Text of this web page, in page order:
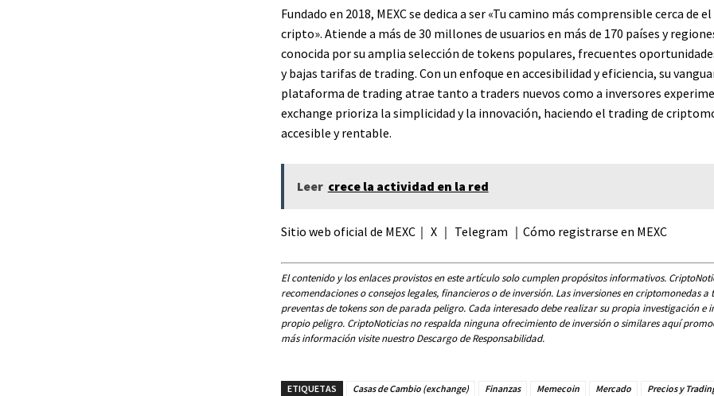
Fundado en 2018, MEXC se dedica a ser «Tu camino más comprensible cerca de
cripto». Atiende a más de 30 millones de usuarios en más de 170 países y
conocida por su amplia selección de tokens populares, frecuentes
y bajas tarifas de trading. Con un enfoque en accesibilidad y eficiencia, su
plataforma de trading atrae tanto a traders nuevos como a inversores
exchange prioriza la simplicidad y la innovación, haciendo el trading de
accesible y rentable.
Leer crece la actividad en la red
Sitio web oficial de MEXC｜ X ｜ Telegram ｜Cómo registrarse en MEXC
El contenido y los enlaces provistos en este artículo solo cumplen propósitos informativos.
recomendaciones o consejos legales, financieros o de inversión. Las inversiones en criptomonedas a
preventas de tokens son de parada peligro. Cada interesado debe realizar su propia investigación e
propio peligro. CriptoNoticias no respalda ninguna ofrecimiento de inversión o similares aquí
más información visite nuestro Descargo de Responsabilidad.
ETIQUETAS Casas de Cambio (exchange) Finanzas Memecoin Mercado
Precios y